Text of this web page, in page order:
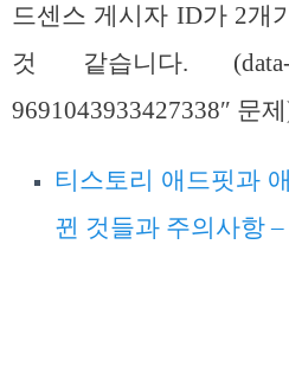
드센스 게시자 ID가 2개
것 같습니다. (data-
9691043933427338″ 문
티스토리 애드핏과
뀐 것들과 주의사항